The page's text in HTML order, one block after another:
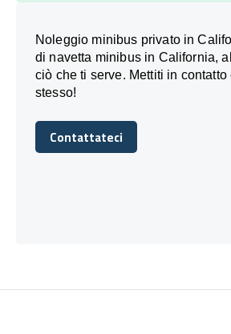
Noleggio minibus privato in
di navetta minibus in California,
ciò che ti serve. Mettiti in contatto
stesso!
Contattateci
Contattateci